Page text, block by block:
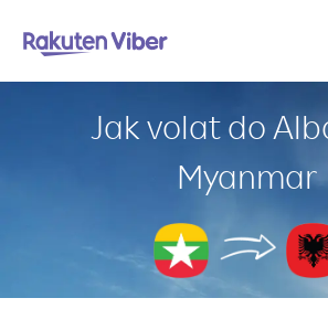
Jak volat do
Myanmar